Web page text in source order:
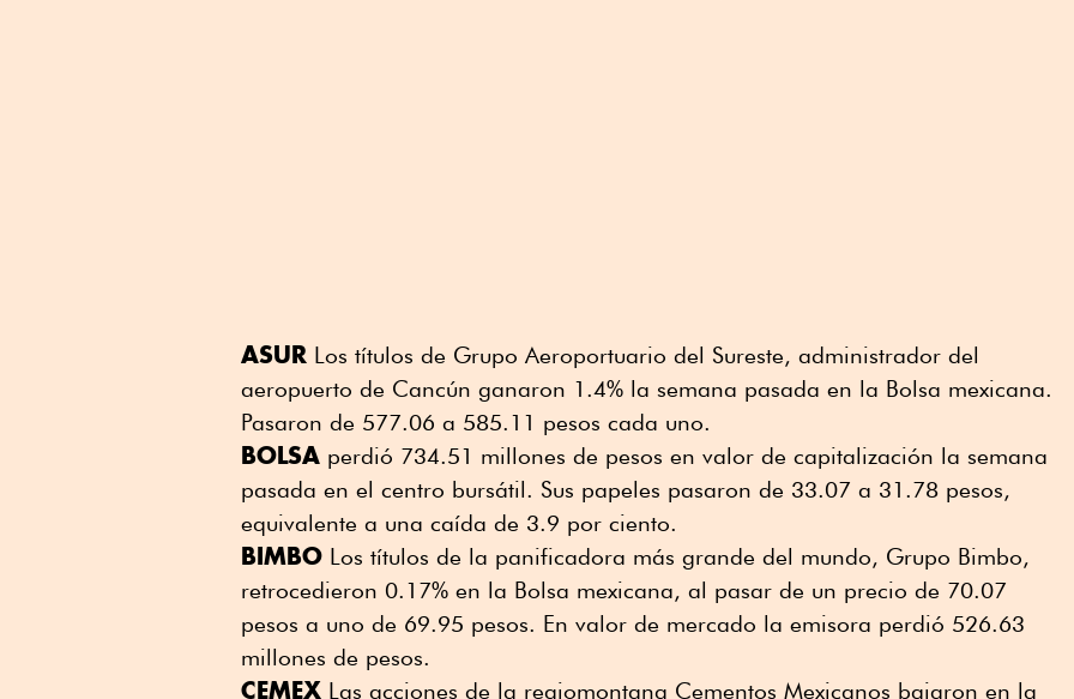
ASUR Los títulos de Grupo Aeroportuario del Sureste, administrador del
aeropuerto de Cancún ganaron 1.4% la semana pasada en la Bolsa mexicana.
Pasaron de 577.06 a 585.11 pesos cada uno.
BOLSA perdió 734.51 millones de pesos en valor de capitalización la semana
pasada en el centro bursátil. Sus papeles pasaron de 33.07 a 31.78 pesos,
equivalente a una caída de 3.9 por ciento.
BIMBO Los títulos de la panificadora más grande del mundo, Grupo Bimbo,
retrocedieron 0.17% en la Bolsa mexicana, al pasar de un precio de 70.07
pesos a uno de 69.95 pesos. En valor de mercado la emisora perdió 526.63
millones de pesos.
CEMEX Las acciones de la regiomontana Cementos Mexicanos bajaron en la